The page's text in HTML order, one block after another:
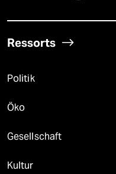
Ressorts
Politik
Öko
Gesellschaft
Kultur